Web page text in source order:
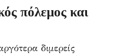
πόλεμος και
διμερείς